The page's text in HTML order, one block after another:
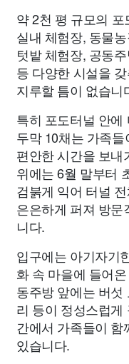
약 2천 평 규모의
실내 체험장, 동물
텃밭 체험장, 공동
등 다양한 시설을
지루할 틈이 없습니
특히 포도터널 안에
두막 10채는 가족
편안한 시간을 보내
위에는 6월 말부터
검붉게 익어 터널
은은하게 퍼져 방
니다.
입구에는 아기자기
화 속 마을에 들어
동주방 앞에는 버
리 등이 정성스럽
간에서 가족들이
있습니다.